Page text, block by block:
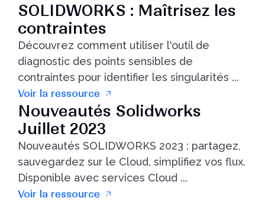
SOLIDWORKS : Maîtrisez les
contraintes
Découvrez comment utiliser l'outil de
diagnostic des points sensibles de
contraintes pour identifier les singularités ...
Voir la ressource
Nouveautés Solidworks
Juillet 2023
Nouveautés SOLIDWORKS 2023 : partagez,
sauvegardez sur le Cloud, simplifiez vos flux.
Disponible avec services Cloud ...
Voir la ressource